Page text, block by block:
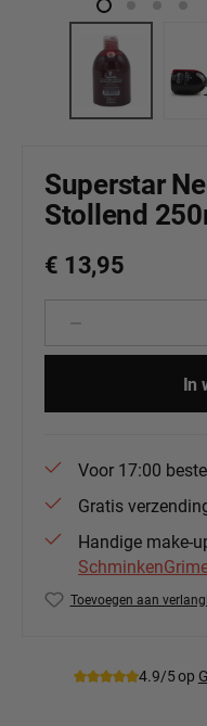
Superstar
Stollend
€ 13,95
In
Voor 17:00
Gratis
Handige make-
Toevoegen aan
4.9/5 op